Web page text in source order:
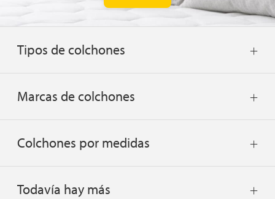
Tipos de colchones
Marcas de colchones
Colchones por medidas
Todavía hay más